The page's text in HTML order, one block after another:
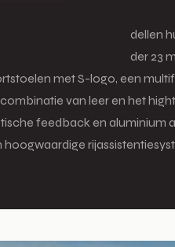
Audi SQ8 e-tron-
waaronder
met S-logo, een
van leer en het
feedback en